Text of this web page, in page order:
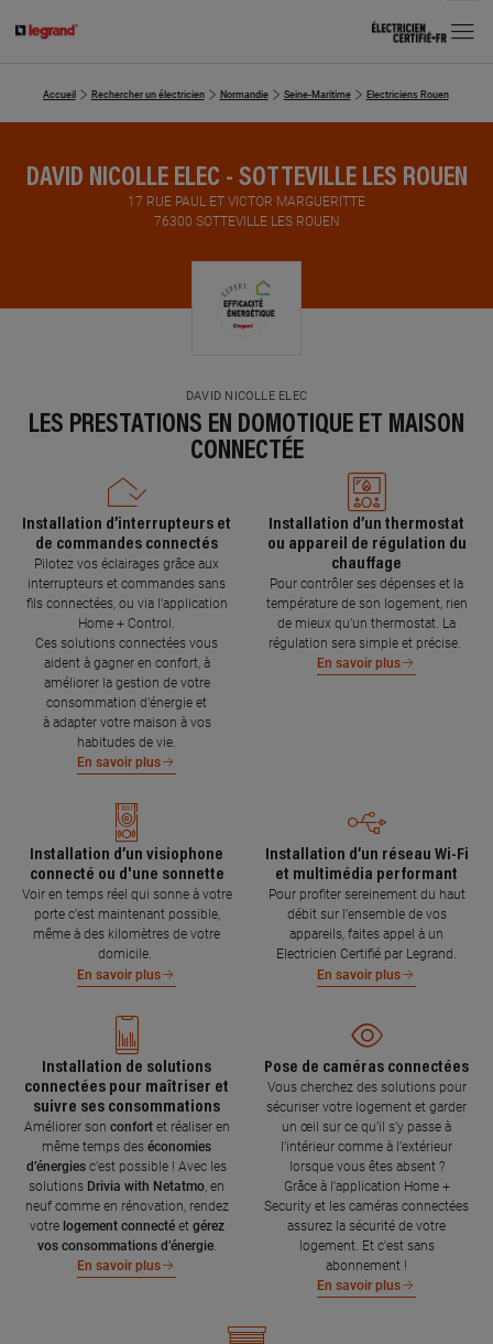
MENU
Accueil Rechercher un électricien Normandie Seine-Maritime Electriciens Rouen
DAVID NICOLLE ELEC - SOTTEVILLE LES ROUEN
17 RUE PAUL ET VICTOR MARGUERITTE
76300 SOTTEVILLE LES ROUEN
DAVID NICOLLE ELEC
LES PRESTATIONS EN DOMOTIQUE ET MAISON
CONNECTÉE
Installation d’interrupteurs et
de commandes connectés
Pilotez vos éclairages grâce aux
interrupteurs et commandes sans
fils connectées, ou via l'application
Home + Control.
Ces solutions connectées vous
aident à gagner en confort, à
améliorer la gestion de votre
consommation d’énergie et
à adapter votre maison à vos
habitudes de vie.
En savoir plus
Installation d’un thermostat
ou appareil de régulation du
chauffage
Pour contrôler ses dépenses et la
température de son logement, rien
de mieux qu’un thermostat. La
régulation sera simple et précise.
En savoir plus
Installation d’un visiophone
connecté ou d'une sonnette
Voir en temps réel qui sonne à votre
porte c’est maintenant possible,
même à des kilomètres de votre
domicile.
En savoir plus
Installation d’un réseau Wi-Fi
et multimédia performant
Pour profiter sereinement du haut
débit sur l’ensemble de vos
appareils, faites appel à un
Electricien Certifié par Legrand.
En savoir plus
Installation de solutions
connectées pour maîtriser et
suivre ses consommations
Améliorer son confort et réaliser en
même temps des économies
d’énergies c’est possible ! Avec les
solutions Drivia with Netatmo , en
neuf comme en rénovation, rendez
votre logement connecté et gérez
vos consommations d’énergie.
En savoir plus
Pose de caméras connectées
Vous cherchez des solutions pour
sécuriser votre logement et garder
un œil sur ce qu’il s’y passe à
l’intérieur comme à l’extérieur
lorsque vous êtes absent ?
Grâce à l'application Home +
Security et les caméras connectées
assurez la sécurité de votre
logement. Et c'est sans
abonnement !
En savoir plus